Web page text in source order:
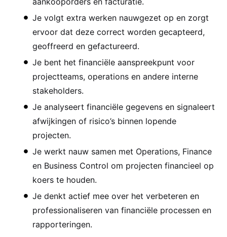
Je volgt extra werken nauwgezet op en zorgt
ervoor dat deze correct worden gecapteerd,
geoffreerd en gefactureerd.
Je bent het financiële aanspreekpunt voor
projectteams, operations en andere interne
stakeholders.
Je analyseert financiële gegevens en signaleert
afwijkingen of risico’s binnen lopende
projecten.
Je werkt nauw samen met Operations, Finance
en Business Control om projecten financieel op
koers te houden.
Je denkt actief mee over het verbeteren en
professionaliseren van financiële processen en
rapporteringen.